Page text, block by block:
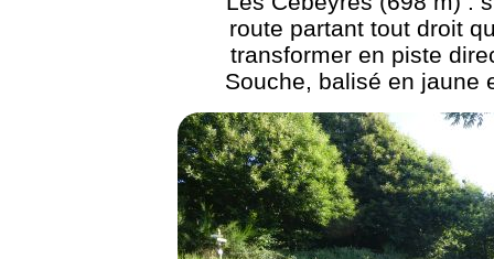
route partant tout droit
transformer en piste
Souche, balisé en jaune